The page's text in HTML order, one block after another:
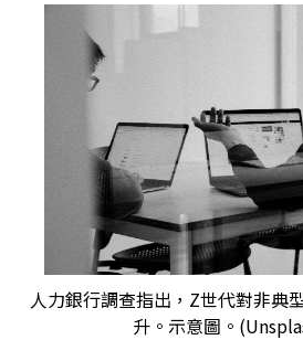
人力銀行調查指出，Z世代對非典
升。示意圖。